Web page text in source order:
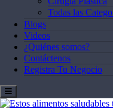
Todas las
Blogs
Videos
¿Quiénes somos?
Contáctenos
Registra Tu Negocio